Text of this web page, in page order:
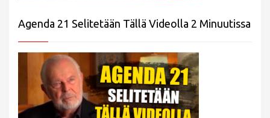
Agenda 21 Selitetään Tällä Videolla 2 Minuutissa